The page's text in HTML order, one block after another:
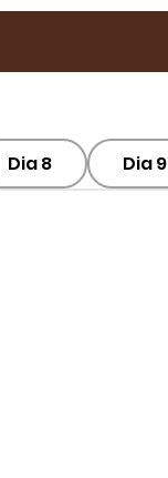
Dia 8 Dia 9